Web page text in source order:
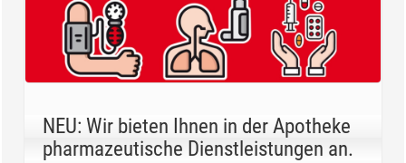
NEU: Wir bieten Ihnen in der Apotheke
pharmazeutische Dienstleistungen an.